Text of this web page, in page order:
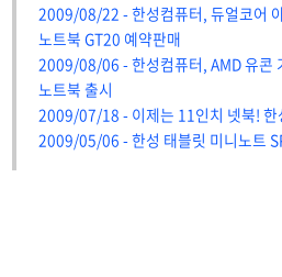
2009/08/22 - 한성컴퓨터, 듀얼코어
노트북 GT20 예약판매
2009/08/06 - 한성컴퓨터, AMD 유콘
노트북 출시
2009/07/18 - 이제는 11인치 넷북! 한
2009/05/06 - 한성 태블릿 미니노트